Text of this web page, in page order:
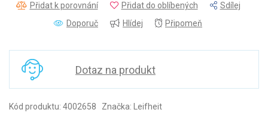
Přidat k porovnání Přidat do oblíbených
Sdílej
Doporuč
Hlídej Připomeň
Dotaz na produkt
Kód produktu: 4002658 Značka: Leifheit